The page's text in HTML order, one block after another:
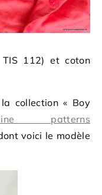
112) et coton
collection « Boy
patterns
voici le modèle